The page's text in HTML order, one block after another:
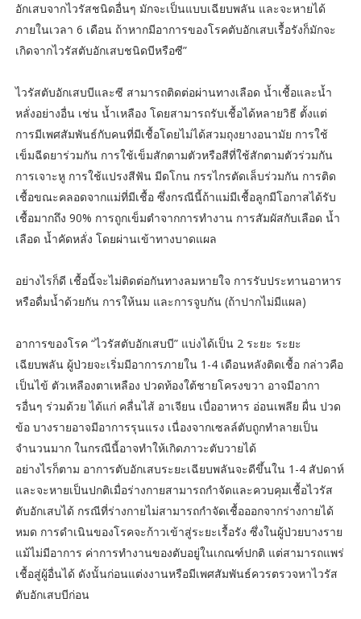
อักเสบจากไวรัสชนิดอื่นๆ มักจะเป็นแบบเฉียบพลัน และจะหายได้
ภายในเวลา 6 เดือน ถ้าหากมีอาการของโรคตับอักเสบเรื้อรังก็มักจะ
เกิดจากไวรัสตับอักเสบชนิดบีหรือซี”
ไวรัสตับอักเสบบีและซี สามารถติดต่อผ่านทางเลือด น้ำเชื้อและน้ำ
หลั่งอย่างอื่น เช่น น้ำเหลือง โดยสามารถรับเชื้อได้หลายวิธี ตั้งแต่
การมีเพศสัมพันธ์กับคนที่มีเชื้อโดยไม่ได้สวมถุงยางอนามัย การใช้
เข็มฉีดยาร่วมกัน การใช้เข็มสักตามตัวหรือสีที่ใช้สักตามตัวร่วมกัน
การเจาะหู การใช้แปรงสีฟัน มีดโกน กรรไกรตัดเล็บร่วมกัน การติด
เชื้อขณะคลอดจากแม่ที่มีเชื้อ ซึ่งกรณีนี้ถ้าแม่มีเชื้อลูกมีโอกาสได้รับ
เชื้อมากถึง 90% การถูกเข็มตำจากการทำงาน การสัมผัสกับเลือด น้ำ
เลือด น้ำคัดหลั่ง โดยผ่านเข้าทางบาดแผล
อย่างไรก็ดี เชื้อนี้จะไม่ติดต่อกันทางลมหายใจ การรับประทานอาหาร
หรือดื่มน้ำด้วยกัน การให้นม และการจูบกัน (ถ้าปากไม่มีแผล)
อาการของโรค “ไวรัสตับอักเสบบี” แบ่งได้เป็น 2 ระยะ ระยะ
เฉียบพลัน ผู้ป่วยจะเริ่มมีอาการภายใน 1-4 เดือนหลังติดเชื้อ กล่าวคือ
เป็นไข้ ตัวเหลืองตาเหลือง ปวดท้องใต้ชายโครงขวา อาจมีอากา
รอื่นๆ ร่วมด้วย ได้แก่ คลื่นไส้ อาเจียน เบื่ออาหาร อ่อนเพลีย ผื่น ปวด
ข้อ บางรายอาจมีอาการรุนแรง เนื่องจากเซลล์ตับถูกทำลายเป็น
จำนวนมาก ในกรณีนี้อาจทำให้เกิดภาวะตับวายได้
อย่างไรก็ตาม อาการตับอักเสบระยะเฉียบพลันจะดีขึ้นใน 1-4 สัปดาห์
และจะหายเป็นปกติเมื่อร่างกายสามารถกำจัดและควบคุมเชื้อไวรัส
ตับอักเสบได้ กรณีที่ร่างกายไม่สามารถกำจัดเชื้อออกจากร่างกายได้
หมด การดำเนินของโรคจะก้าวเข้าสู่ระยะเรื้อรัง ซึ่งในผู้ป่วยบางราย
แม้ไม่มีอาการ ค่าการทำงานของตับอยู่ในเกณฑ์ปกติ แต่สามารถแพร่
เชื้อสู่ผู้อื่นได้ ดังนั้นก่อนแต่งงานหรือมีเพศสัมพันธ์ควรตรวจหาไวรัส
ตับอักเสบบีก่อน